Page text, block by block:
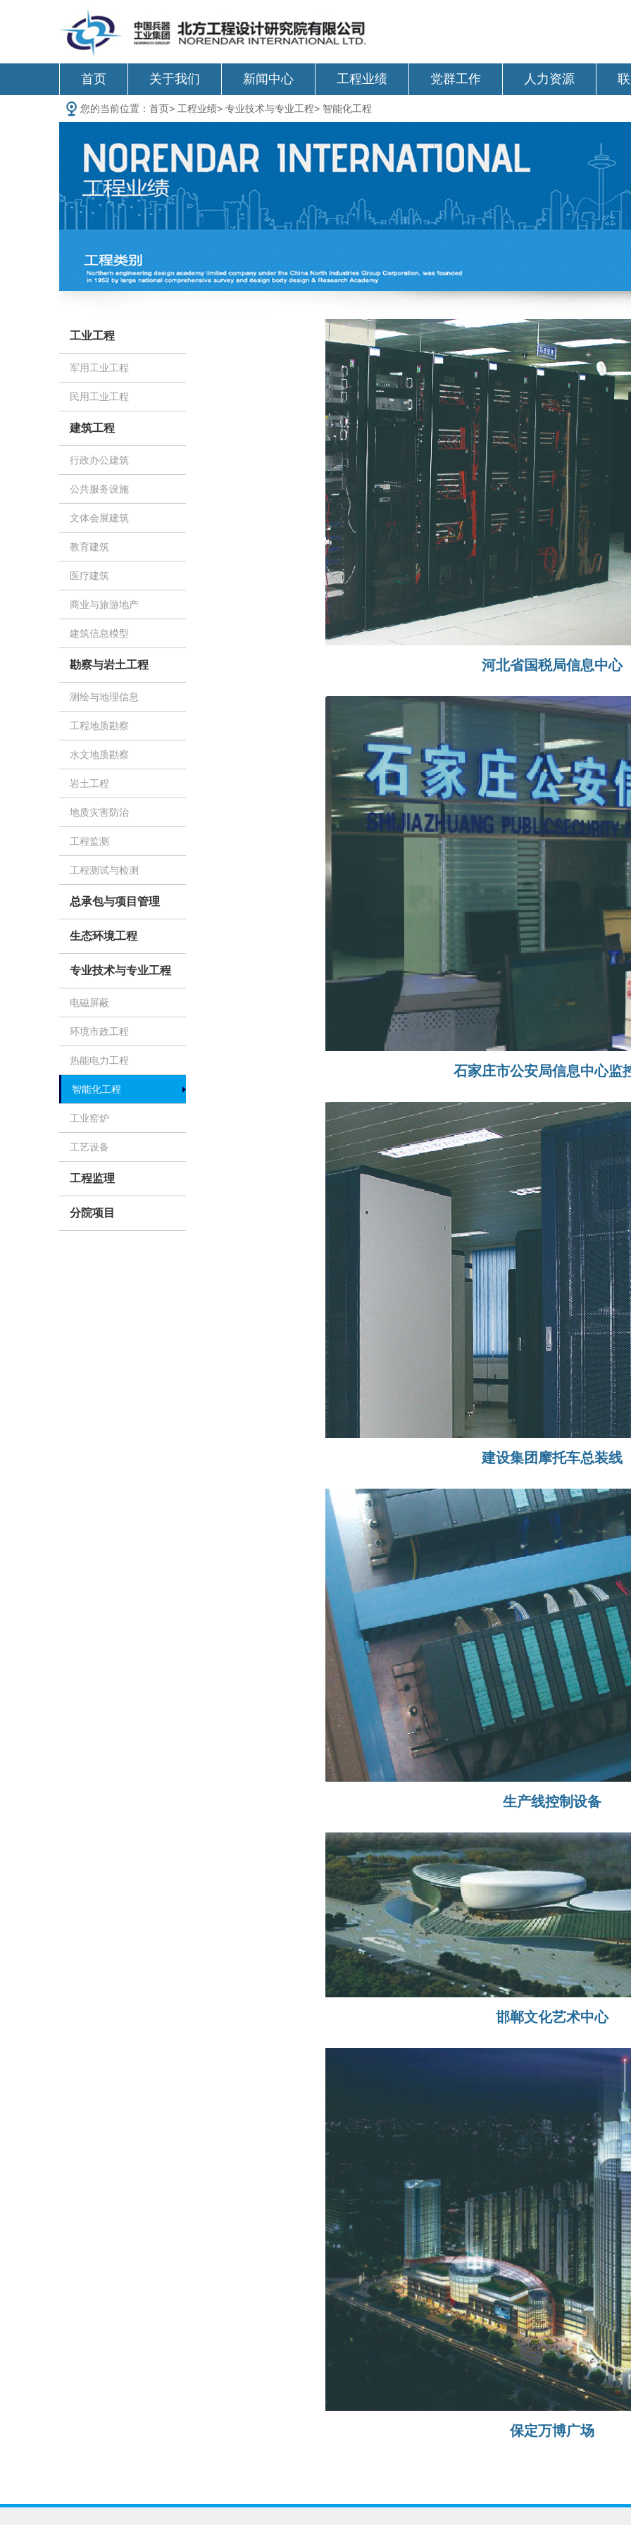
首页 关于我们 新闻中心 工程业绩 党群工作 人力资源
您的当前位置： 首页> 工程业绩> 专业技术与专业工程> 智能化工程
工业工程
军用工业工程
民用工业工程
建筑工程
行政办公建筑
公共服务设施
文体会展建筑
教育建筑
医疗建筑
商业与旅游地产
建筑信息模型
勘察与岩土工程
测绘与地理信息
工程地质勘察
水文地质勘察
岩土工程
地质灾害防治
工程监测
工程测试与检测
总承包与项目管理
生态环境工程
专业技术与专业工程
电磁屏蔽
环境市政工程
热能电力工程
智能化工程
工业窑炉
工艺设备
工程监理
分院项目
河北省国税局信息中心
石家庄市公安局信息中心监
建设集团摩托车总装线
生产线控制设备
邯郸文化艺术中心
保定万博广场